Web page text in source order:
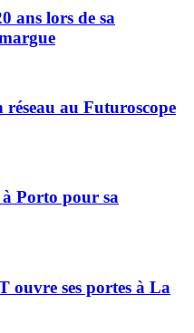
ans lors de sa
au Futuroscope
à Porto pour sa
ses portes à La